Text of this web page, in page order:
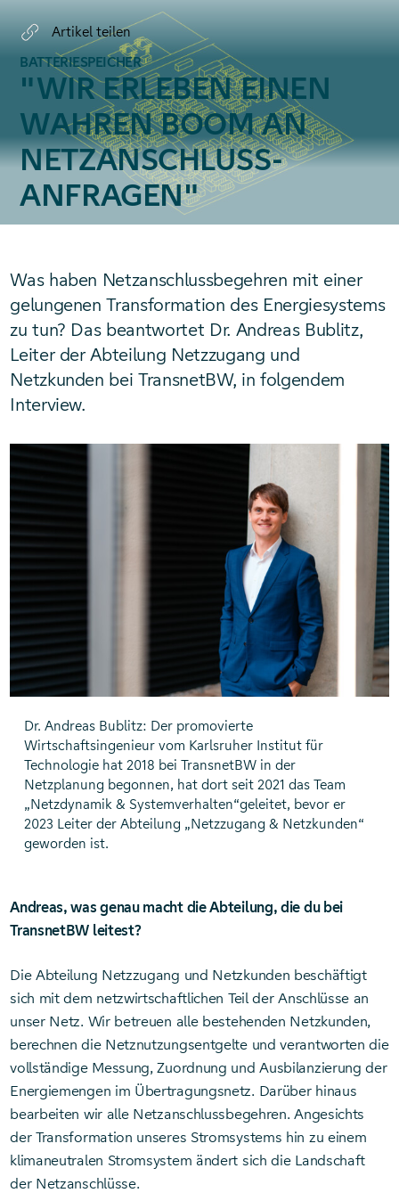
Artikel teilen
BATTERIESPEICHER
"WIR ERLEBEN EINEN
WAHREN BOOM AN
NETZ­ANSCHLUSS­
ANFRAGEN"
Was haben Netzanschlussbegehren mit einer
gelungenen Transformation des Energiesystems
zu tun? Das beantwortet Dr. Andreas Bublitz,
Leiter der Abteilung Netzzugang und
Netzkunden bei TransnetBW, in folgendem
Interview.
Dr. Andreas Bublitz: Der promovierte
Wirtschaftsingenieur vom Karlsruher Institut für
Technologie hat 2018 bei TransnetBW in der
Netzplanung begonnen, hat dort seit 2021 das Team
„Netzdynamik & Systemverhalten“geleitet, bevor er
2023 Leiter der Abteilung „Netzzugang & Netzkunden“
geworden ist.
Andreas, was genau macht die Abteilung, die du bei
TransnetBW leitest?
Die Abteilung Netzzugang und Netzkunden beschäftigt
sich mit dem netzwirtschaftlichen Teil der Anschlüsse an
unser Netz. Wir betreuen alle bestehenden Netzkunden,
berechnen die Netznutzungsentgelte und verantworten die
vollständige Messung, Zuordnung und Ausbilanzierung der
Energiemengen im Übertragungsnetz. Darüber hinaus
bearbeiten wir alle Netzanschlussbegehren. Angesichts
der Transformation unseres Stromsystems hin zu einem
klimaneutralen Stromsystem ändert sich die Landschaft
der Netzanschlüsse.